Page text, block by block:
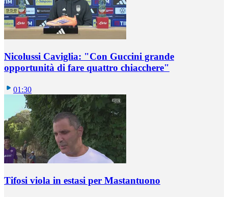
Nicolussi Caviglia: "Con Guccini grande
opportunità di fare quattro chiacchere"
01:30
Tifosi viola in estasi per Mastantuono